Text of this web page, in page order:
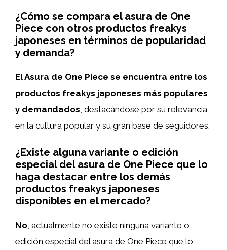
¿Cómo se compara el asura de One
Piece con otros productos freakys
japoneses en términos de popularidad
y demanda?
El Asura de One Piece se encuentra entre los
productos freakys japoneses más populares
y demandados , destacándose por su relevancia
en la cultura popular y su gran base de seguidores.
¿Existe alguna variante o edición
especial del asura de One Piece que lo
haga destacar entre los demás
productos freakys japoneses
disponibles en el mercado?
No, actualmente no existe ninguna variante o
edición especial del asura de One Piece que lo